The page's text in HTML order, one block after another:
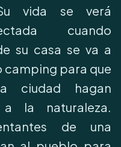
vida se verá
cuando
su casa se va a
camping para que
ciudad hagan
a la naturaleza.
de una